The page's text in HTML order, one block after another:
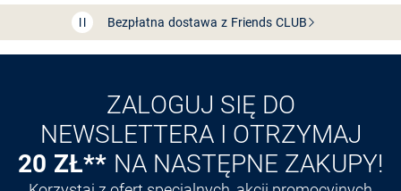
Przedłużenie czasu zwrotu towaru: 60 dni
Odkryj aplikację VANGRAAF
ZALOGUJ SIĘ DO
NEWSLETTERA I OTRZYMAJ
20 ZŁ** NA NASTĘPNE ZAKUPY!